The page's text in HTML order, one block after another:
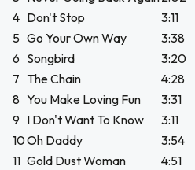
4 Don't Stop
3:11
5 Go Your Own Way
3:38
6 Songbird
3:20
7 The Chain
4:28
8 You Make Loving Fun
3:31
9 I Don't Want To Know
3:11
10Oh Daddy
3:54
11 Gold Dust Woman 4:51